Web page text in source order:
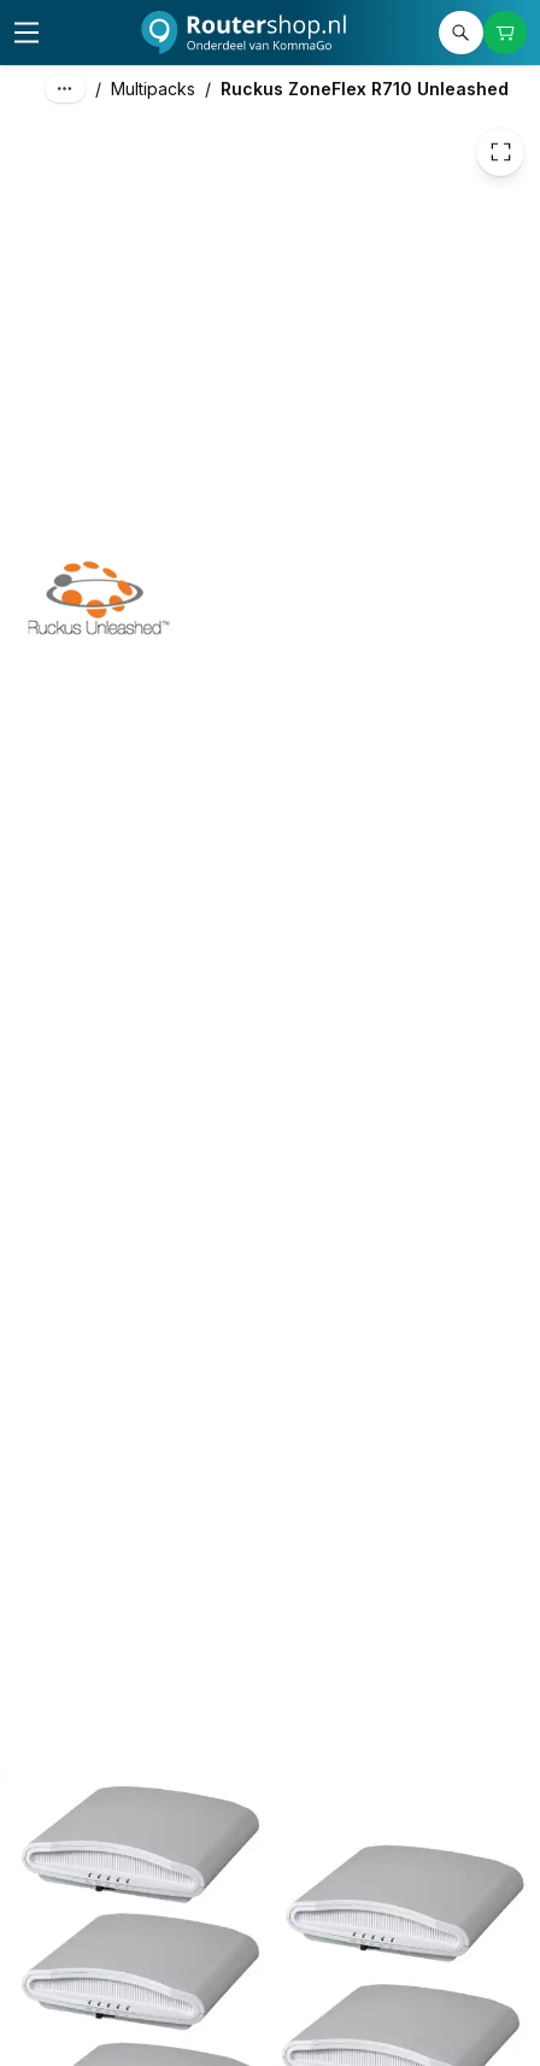
/ Multipacks / Ruckus ZoneFlex R710 Unleashed
6.445,00 excl. btw
7.798,45 incl. btw